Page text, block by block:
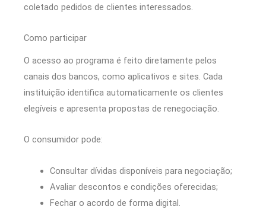
coletado pedidos de clientes interessados.
Como participar
O acesso ao programa é feito diretamente pelos
canais dos bancos, como aplicativos e sites. Cada
instituição identifica automaticamente os clientes
elegíveis e apresenta propostas de renegociação.
O consumidor pode:
Consultar dívidas disponíveis para negociação;
Avaliar descontos e condições oferecidas;
Fechar o acordo de forma digital.